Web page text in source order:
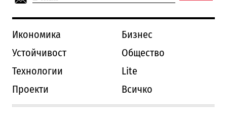
Икономика
Бизнес
Устойчивост
Общество
Технологии
Lite
Проекти
Всичко